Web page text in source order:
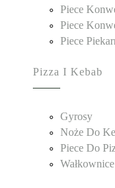
Piece
Piece
Piece
Pizza I Kebab
Gyrosy
Noże Do
Piece Do